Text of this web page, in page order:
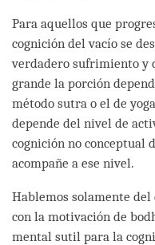
Para aquellos que
cognición del vacío se
verdadero sufrimiento y
grande la porción
método sutra o el de
depende del nivel de
cognición no conceptual
acompañe a ese nivel.
Hablemos solamente del
con la motivación de
mental sutil para la